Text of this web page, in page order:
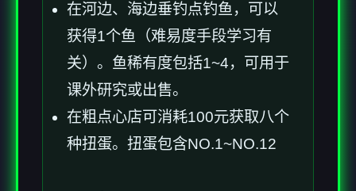
在河边、海边垂钓点钓鱼，可以
获得1个鱼（难易度手段学习有
关）。鱼稀有度包括1~4，可用于
课外研究或出售。
在粗点心店可消耗100元获取八个
种扭蛋。扭蛋包含NO.1~NO.12